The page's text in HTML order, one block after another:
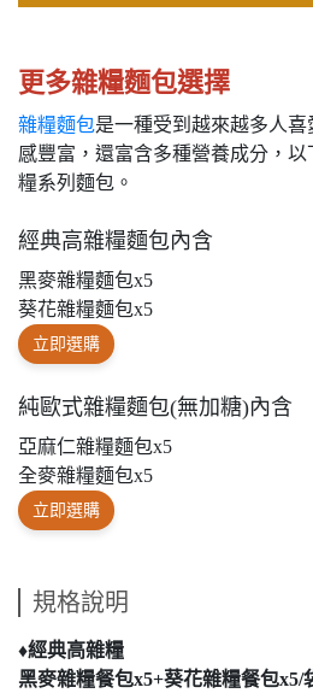
更多雜糧麵包選擇
雜糧麵包是一種受到越來越多人
感豐富，還富含多種營養成分，
糧系列麵包。
經典高雜糧麵包內含
黑麥雜糧麵包x5
葵花雜糧麵包x5
立即選購
純歐式雜糧麵包(無加糖)內含
亞麻仁雜糧麵包x5
全麥雜糧麵包x5
立即選購
規格說明
♦經典高雜糧
黑麥雜糧餐包x5+葵花雜糧餐包x5/